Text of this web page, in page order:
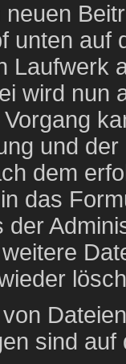
unten auf
Laufwerk
wird nun
und
dem
das
der
sind